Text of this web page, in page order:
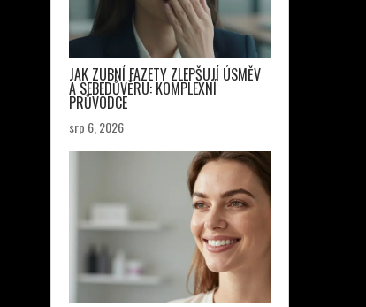
JAK ZUBNÍ FAZETY ZLEPŠUJÍ ÚSMĚV
A SEBEDŮVĚRU: KOMPLEXNÍ
PRŮVODCE
srp 6, 2026